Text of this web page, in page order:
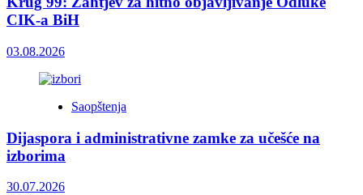
CIK-a BiH
03.08.2026
Saopštenja
Dijaspora i administrativne zamke za učešće na
izborima
30.07.2026